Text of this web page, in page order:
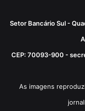
Setor Bancário Sul -
CEP: 70093-900 -
As imagens